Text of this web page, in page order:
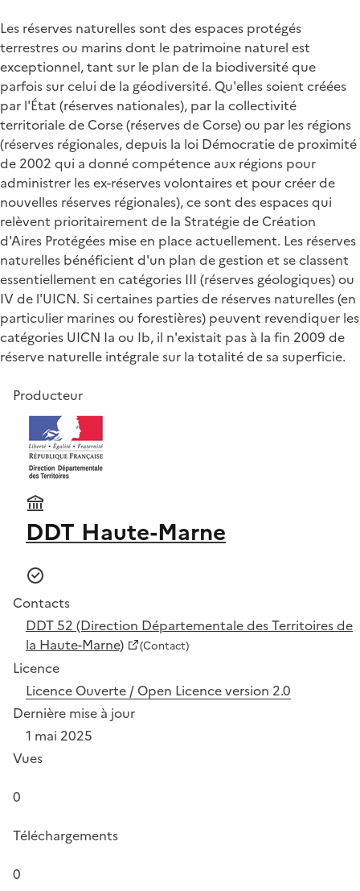
Les réserves naturelles sont des espaces protégés
terrestres ou marins dont le patrimoine naturel est
exceptionnel, tant sur le plan de la biodiversité que
parfois sur celui de la géodiversité. Qu'elles soient créées
par l'État (réserves nationales), par la collectivité
territoriale de Corse (réserves de Corse) ou par les régions
(réserves régionales, depuis la loi Démocratie de proximité
de 2002 qui a donné compétence aux régions pour
administrer les ex-réserves volontaires et pour créer de
nouvelles réserves régionales), ce sont des espaces qui
relèvent prioritairement de la Stratégie de Création
d'Aires Protégées mise en place actuellement. Les réserves
naturelles bénéficient d'un plan de gestion et se classent
essentiellement en catégories III (réserves géologiques) ou
IV de l'UICN. Si certaines parties de réserves naturelles (en
particulier marines ou forestières) peuvent revendiquer les
catégories UICN Ia ou Ib, il n'existait pas à la fin 2009 de
réserve naturelle intégrale sur la totalité de sa superficie.
Producteur
DDT Haute-Marne
Contacts
DDT 52 (Direction Départementale des Territoires de
la Haute-Marne)
(Contact)
Licence
Licence Ouverte / Open Licence version 2.0
Dernière mise à jour
1 mai 2025
Vues
0
Téléchargements
0